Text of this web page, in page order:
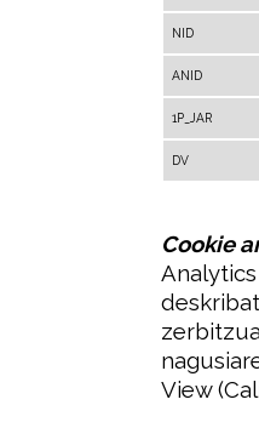
NID
ANID
1P_JAR
DV
Cookie
View